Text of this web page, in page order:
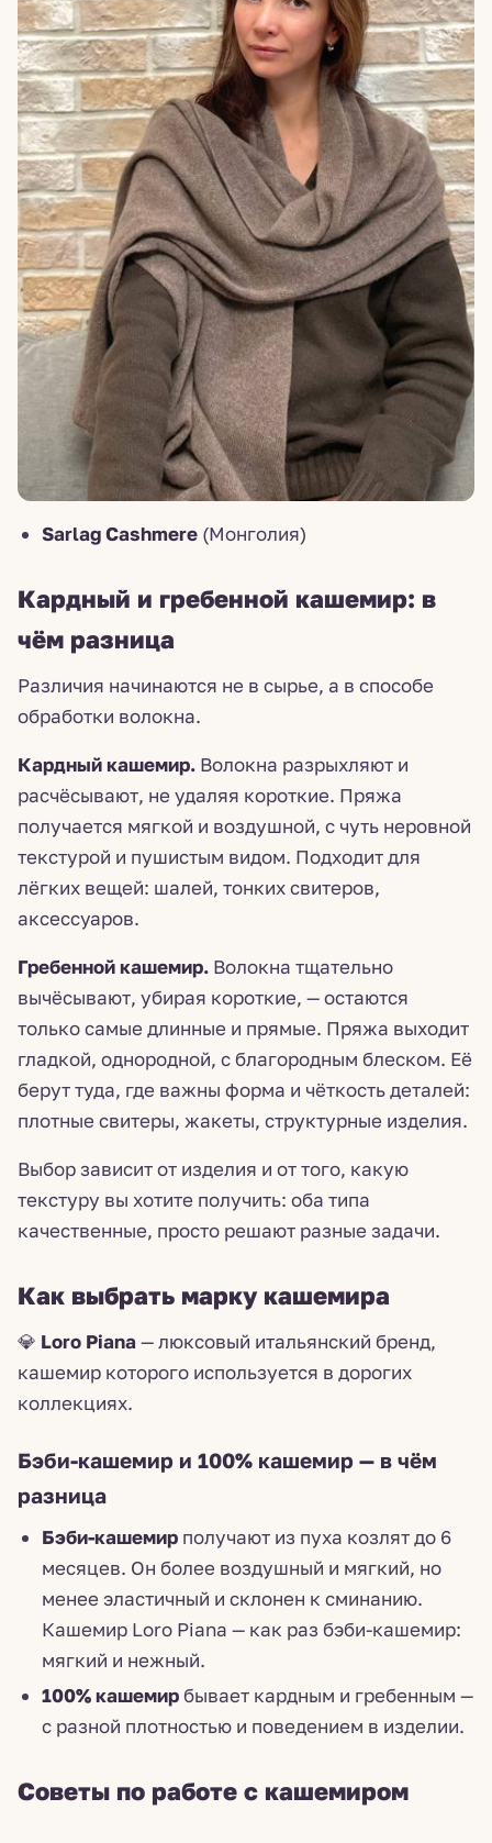
Sarlag Cashmere (Монголия)
Кардный и гребенной кашемир: в
чём разница
Различия начинаются не в сырье, а в способе
обработки волокна.
Кардный кашемир. Волокна разрыхляют и
расчёсывают, не удаляя короткие. Пряжа
получается мягкой и воздушной, с чуть неровной
текстурой и пушистым видом. Подходит для
лёгких вещей: шалей, тонких свитеров,
аксессуаров.
Гребенной кашемир. Волокна тщательно
вычёсывают, убирая короткие, — остаются
только самые длинные и прямые. Пряжа выходит
гладкой, однородной, с благородным блеском. Её
берут туда, где важны форма и чёткость деталей:
плотные свитеры, жакеты, структурные изделия.
Выбор зависит от изделия и от того, какую
текстуру вы хотите получить: оба типа
качественные, просто решают разные задачи.
Как выбрать марку кашемира
💎 Loro Piana — люксовый итальянский бренд,
кашемир которого используется в дорогих
коллекциях.
Бэби-кашемир и 100% кашемир — в чём
разница
Бэби-кашемир получают из пуха козлят до 6
месяцев. Он более воздушный и мягкий, но
менее эластичный и склонен к сминанию.
Кашемир Loro Piana — как раз бэби-кашемир:
мягкий и нежный.
100% кашемирбывает кардным и гребенным —
с разной плотностью и поведением в изделии.
Советы по работе с кашемиром